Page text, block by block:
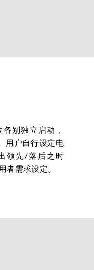
别独立启动，
用户自行设定电
领先/落后之时
者需求设定。